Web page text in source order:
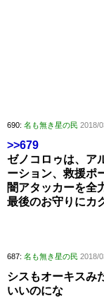
690: 名も無き星の民 2018/
>>679
ゼノコロゥは、ア
ーション、救援ポ
闇アタッカーを全
最後のお守りにカ
687: 名も無き星の民 2018/
シスもオーキスみ
いいのにな